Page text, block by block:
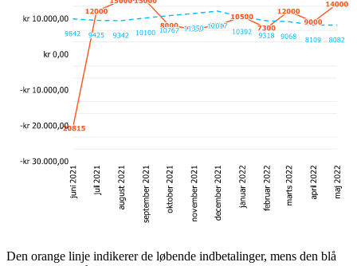
Den orange linje indikerer de løbende indbetalinger, mens den blå